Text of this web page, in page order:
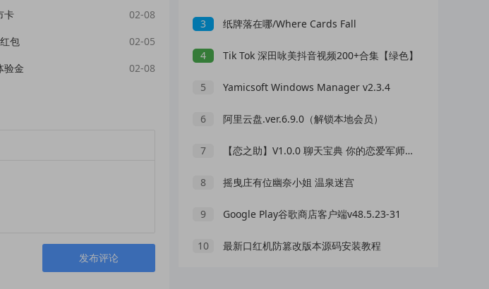
卡
02-08
包
02-05
验金 02-08
发布评论
3 纸牌落在哪/Where Cards Fall
4 Tik Tok 深田咏美抖音视频200+合集【绿色】
5 Yamicsoft Windows Manager v2.3.4
6 阿里云盘.ver.6.9.0（解锁本地会员）
7 【恋之助】V1.0.0 聊天宝典 你的恋爱军师 解锁VIP
8 摇曳庄有位幽奈小姐 温泉迷宫
9 Google Play谷歌商店客户端v48.5.23-31
10 最新口红机防篡改版本源码安装教程